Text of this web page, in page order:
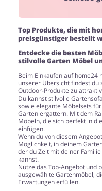
Top Produkte, die mit
preisgünstiger bestellt
Entdecke die besten
stilvolle Garten Möbel
Beim Einkaufen auf home24
unserer Übersicht findest du
Outdoor-Produkte zu
Du kannst stilvolle
sowie elegante Möbelsets
Garten ergattern. Mit dem
Möbeln, die sich perfekt in
einfügen.
Wenn du von diesem
Möglichkeit, in deinem
der du Zeit mit deiner
kannst.
Nutze das Top-Angebot und
ausgewählte Gartenmöbel,
Erwartungen erfüllen.